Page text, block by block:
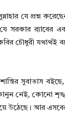
যে
সরকার র‍্যাবের
চৌধুরী
সুবাতাস
কোনো শৃঙ্খলা
উঠেছে। আর